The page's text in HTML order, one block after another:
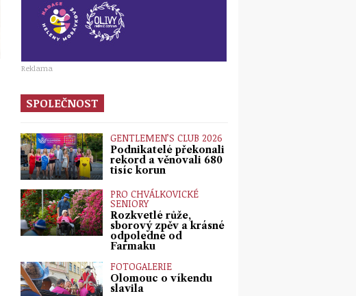
Reklama
SPOLEČNOST
GENTLEMEN’S CLUB 2026
Podnikatelé překonali
rekord a věnovali 680
tisíc korun
PRO CHVÁLKOVICKÉ
SENIORY
Rozkvetlé růže,
sborový zpěv a krásné
odpoledne od
Farmaku
FOTOGALERIE
Olomouc o víkendu
slavila